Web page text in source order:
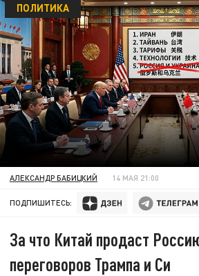
ПОЛИТИКА
АЛЕКСАНДР БАБИЦКИЙ 14 МАЯ 21:00
ПОДПИШИТЕСЬ:
За что Китай продаст
переговоров Трампа и Си